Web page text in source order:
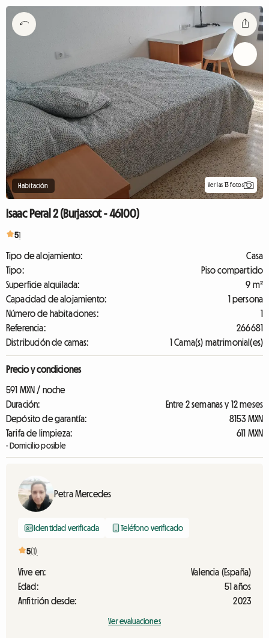
Habitación Ver las 13 fotos
Isaac Peral 2 (Burjassot - 46100)
51
Tipo de alojamiento:
Casa
Tipo:
Piso compartido
Superficie alquilada:
9 m²
Capacidad de alojamiento:
1 persona
Número de habitaciones:
1
Referencia:
266681
Distribución de camas:
1 Cama(s) matrimonial(es)
Precio y condiciones
591 MXN / noche
Duración:
Entre 2 semanas y 12 meses
Depósito de garantía:
8153 MXN
Tarifa de limpieza:
611 MXN
- Domicilio posible
Petra Mercedes
Identidad verificada Teléfono verificado
5(1)
Vive en:
Valencia (España)
Edad:
51 años
Anfitrión desde:
2023
Ver evaluaciones